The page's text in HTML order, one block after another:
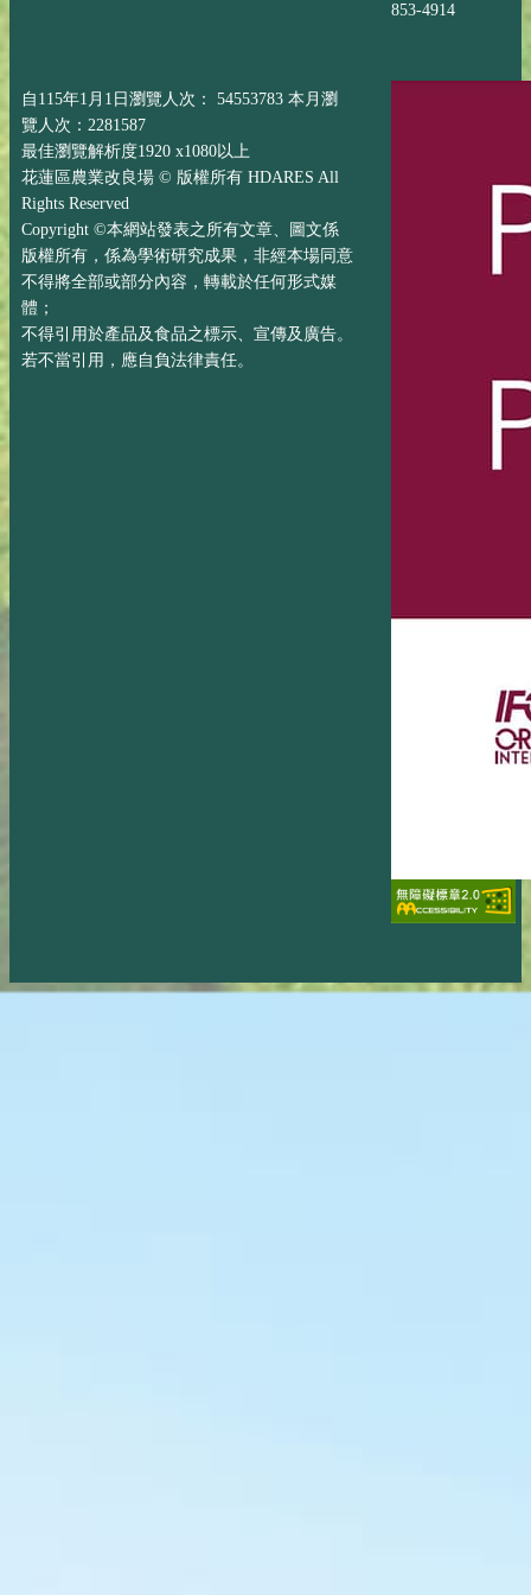
853-4914
自115年1月1日瀏覽人次： 54553783 本月瀏
覽人次：2281587
最佳瀏覽解析度1920 x1080以上
花蓮區農業改良場 © 版權所有 HDARES All
Rights Reserved
Copyright ©本網站發表之所有文章、圖文係
版權所有，係為學術研究成果，非經本場同意
不得將全部或部分內容，轉載於任何形式媒
體；
不得引用於產品及食品之標示、宣傳及廣告。
若不當引用，應自負法律責任。